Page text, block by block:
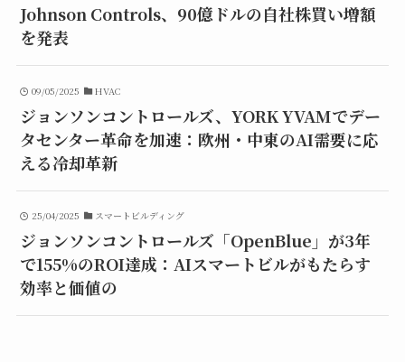
Johnson Controls、90億ドルの自社株買い増額
を発表
09/05/2025 HVAC
ジョンソンコントロールズ、YORK YVAMでデー
タセンター革命を加速：欧州・中東のAI需要に応
える冷却革新
25/04/2025 スマートビルディング
ジョンソンコントロールズ「OpenBlue」が3年
で155%のROI達成：AIスマートビルがもたらす
効率と価値の